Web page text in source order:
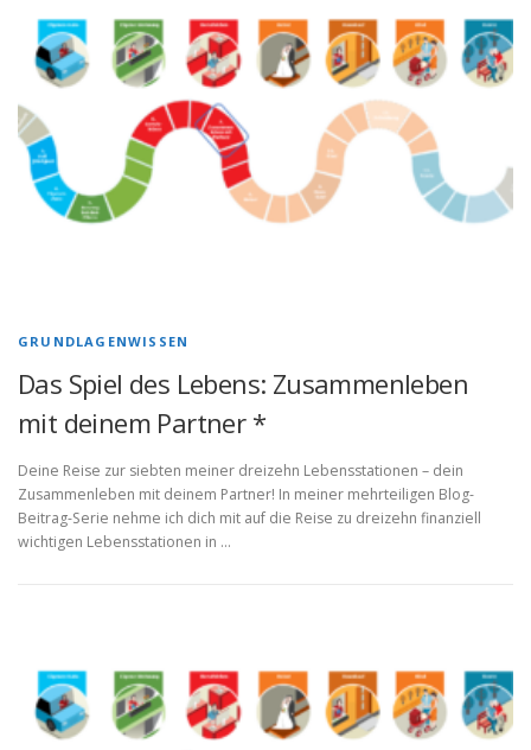
GRUNDLAGENWISSEN
Das Spiel des Lebens: Zusammenleben
mit deinem Partner *
Deine Reise zur siebten meiner dreizehn Lebensstationen – dein
Zusammenleben mit deinem Partner! In meiner mehrteiligen Blog-
Beitrag-Serie nehme ich dich mit auf die Reise zu dreizehn finanziell
wichtigen Lebensstationen in …